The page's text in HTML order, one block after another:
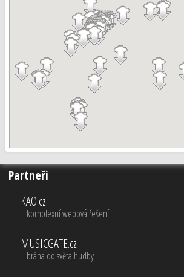
Partneři
KAO.cz
komplexní webová řešení
MUSICGATE.cz
brána do světa hudby